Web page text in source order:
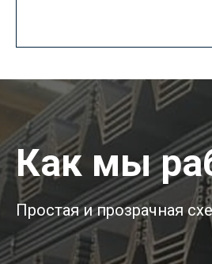
Как мы
Простая и прозрачная